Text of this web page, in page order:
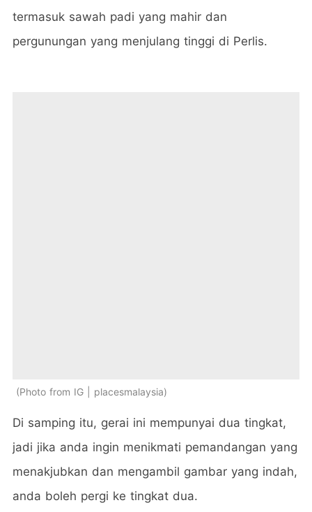
termasuk sawah padi yang mahir dan
pergunungan yang menjulang tinggi di Perlis.
Photo from IG | placesmalaysia
Di samping itu, gerai ini mempunyai dua tingkat,
jadi jika anda ingin menikmati pemandangan yang
menakjubkan dan mengambil gambar yang indah,
anda boleh pergi ke tingkat dua.